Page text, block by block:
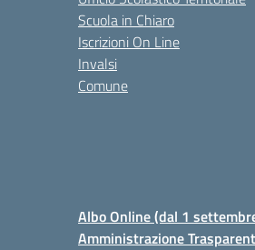
Scuola in Chiaro
Iscrizioni On Line
Invalsi
Comune
Albo Online (dal 1
Amministrazione